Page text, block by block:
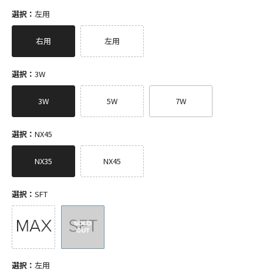
選択： 左用
右用 左用
選択： 3W
3W 5W 7W
選択： NX45
NX35 NX45
選択： SFT
選択： 左用